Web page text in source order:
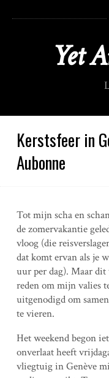
n
Yet
Kerstsfeer in
Aubonne
Tot mijn scha en
de zomervakantie
vloog (die
dat komt ervan als je
uur per dag). Maar dit
reden om mijn valies
uitgenodigd om
te vieren.
Het weekend begon
onverlaat heeft
vliegtuig in Genève